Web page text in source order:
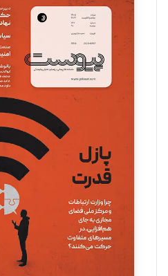
سروش کرمیان
تحریریه
مینا پاکدل
یسنا امان‌پور
تحریریه
ملینا جعفری
تحریریه